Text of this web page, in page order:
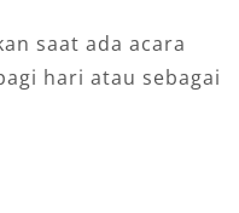
saat ada acara
hari atau sebagai